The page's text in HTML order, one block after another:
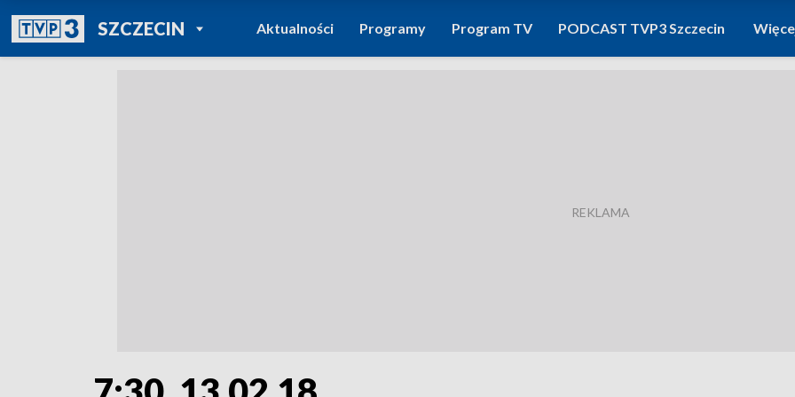
SZCZECINPOWRÓT DO
TVP REGIONY
Aktualności Programy Program TV PODCAST TVP3 Szczecin